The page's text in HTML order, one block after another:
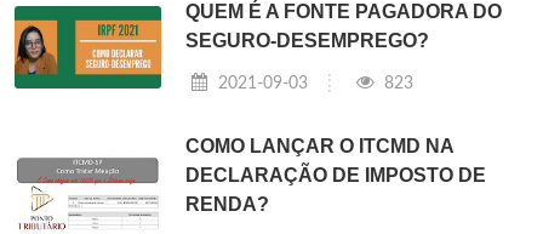
QUEM É A FONTE PAGADORA DO
SEGURO-DESEMPREGO?
2021-09-03 823
COMO LANÇAR O ITCMD NA
DECLARAÇÃO DE IMPOSTO DE
RENDA?